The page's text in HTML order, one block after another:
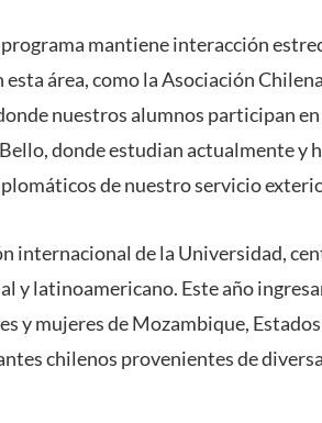
mantiene interacción
área, como la Asociación
nuestros alumnos participan
donde estudian actualmente y
de nuestro servicio
internacional de la Universidad,
y latinoamericano. Este año
y mujeres de Mozambique,
chilenos provenientes de